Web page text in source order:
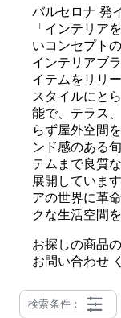
バルセロナ 発
「インテリア
いコンセプト
インテリアブ
イテムをリリ
スタイルにと
能で、テラス
らず屋外空間
ンド感のある
テムまで良質
展開していま
アの世界に革
クな生活空間
お探しの商品
お問い合わせ
検索条件：